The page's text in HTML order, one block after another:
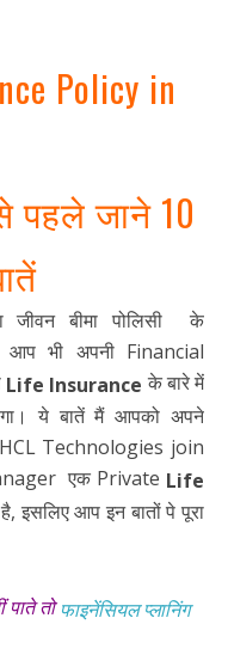
Policy in
पहले जाने 10
जीवन बीमा पोलिसी के
आप भी अपनी Financial
Life Insurance के बारे में
ये बातें मैं आपको अपने
Technologies join
एक Private Life
इसलिए आप इन बातों पे पूरा
पाते तोफाइनेंसियल प्लानिंग